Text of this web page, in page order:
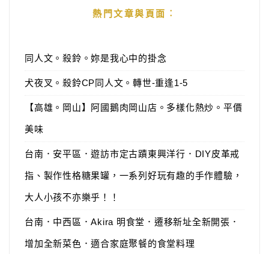
熱門文章與頁面︰
同人文。殺鈴。妳是我心中的掛念
犬夜叉。殺鈴CP同人文。轉世-重逢1-5
【高雄。岡山】阿國鵝肉岡山店。多樣化熱炒。平價
美味
台南．安平區．遊訪市定古蹟東興洋行．DIY皮革戒
指、製作性格糖果罐，一系列好玩有趣的手作體驗，
大人小孩不亦樂乎！！
台南．中西區．Akira 明食堂．遷移新址全新開張．
增加全新菜色．適合家庭聚餐的食堂料理